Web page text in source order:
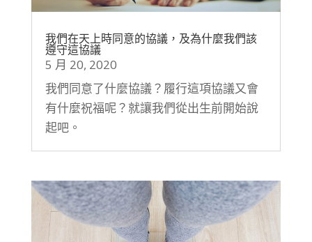
我們在天上時同意的協議，及為什麼我們該
遵守這協議
5 月 20, 2020
我們同意了什麼協議？履行這項協議又會
有什麼祝福呢？就讓我們從出生前開始說
起吧。